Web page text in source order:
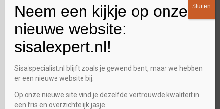
C-7617
Gebandeerd met katoen
Neem een kijkje op onze
nieuwe website:
sisalexpert.nl!
Sisalspecialist.nl blijft zoals je gewend bent, maar we hebben
er een nieuwe website bij.
Op onze nieuwe site vind je dezelfde vertrouwde kwaliteit in
een fris en overzichtelijk jasje.
Sluiten